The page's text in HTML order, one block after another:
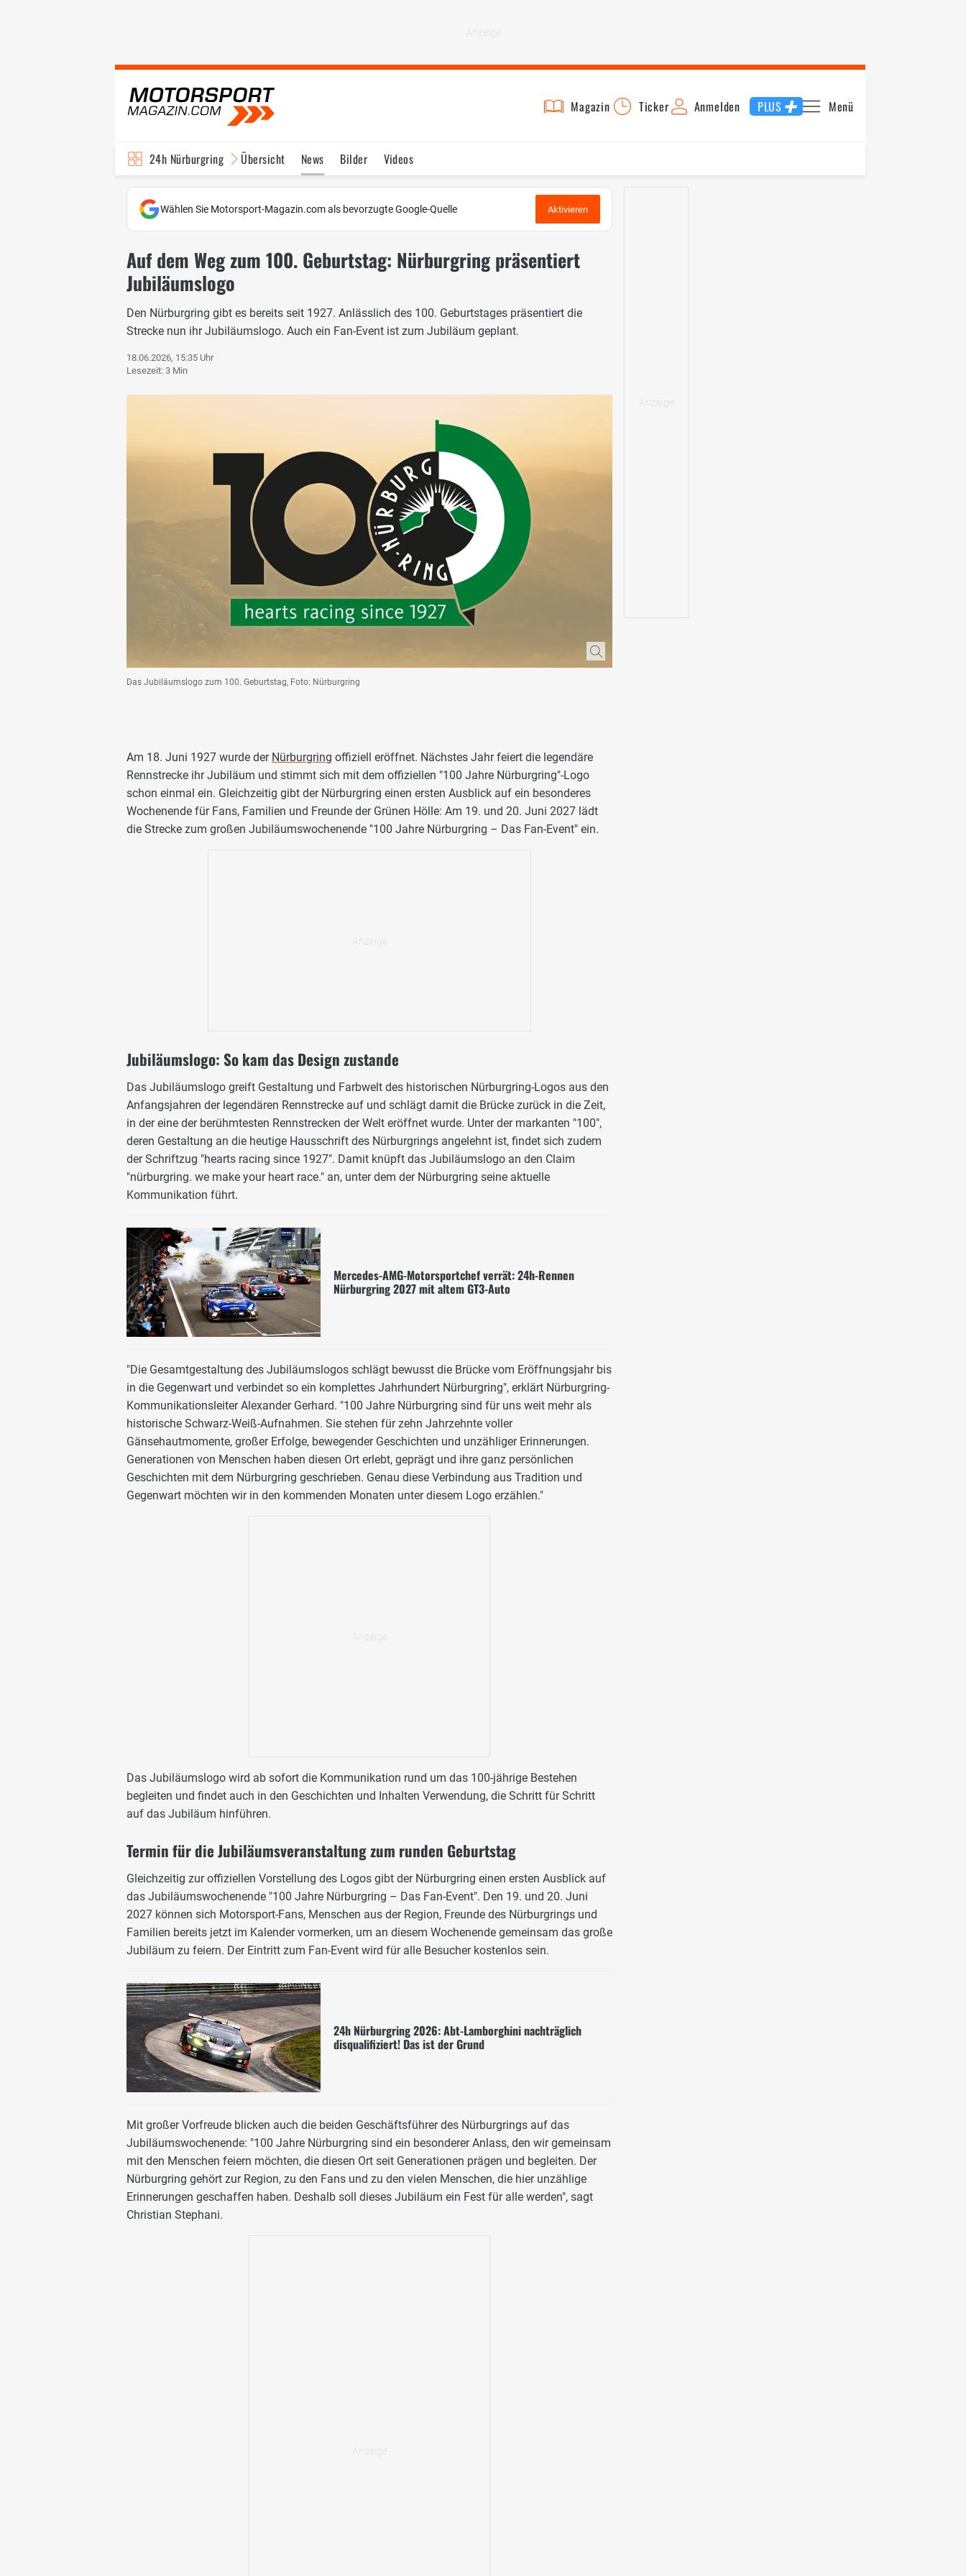
Magazin Ticker Anmelden PLUS Menü
24h Nürburgring Übersicht News Bilder Videos
Wählen Sie Motorsport-Magazin.com als bevorzugte Google-Quelle Aktivieren
Auf dem Weg zum 100. Geburtstag: Nürburgring präsentiert
Jubiläumslogo
Den Nürburgring gibt es bereits seit 1927. Anlässlich des 100. Geburtstages präsentiert die
Strecke nun ihr Jubiläumslogo. Auch ein Fan-Event ist zum Jubiläum geplant.
18.06.2026, 15:35 Uhr
Lesezeit: 3 Min
Das Jubiläumslogo zum 100. Geburtstag, Foto: Nürburgring
Am 18. Juni 1927 wurde der Nürburgring offiziell eröffnet. Nächstes Jahr feiert die legendäre
Rennstrecke ihr Jubiläum und stimmt sich mit dem offiziellen "100 Jahre Nürburgring"-Logo
schon einmal ein. Gleichzeitig gibt der Nürburgring einen ersten Ausblick auf ein besonderes
Wochenende für Fans, Familien und Freunde der Grünen Hölle: Am 19. und 20. Juni 2027 lädt
die Strecke zum großen Jubiläumswochenende "100 Jahre Nürburgring – Das Fan-Event" ein.
Jubiläumslogo: So kam das Design zustande
Das Jubiläumslogo greift Gestaltung und Farbwelt des historischen Nürburgring-Logos aus den
Anfangsjahren der legendären Rennstrecke auf und schlägt damit die Brücke zurück in die Zeit,
in der eine der berühmtesten Rennstrecken der Welt eröffnet wurde. Unter der markanten "100",
deren Gestaltung an die heutige Hausschrift des Nürburgrings angelehnt ist, findet sich zudem
der Schriftzug "hearts racing since 1927". Damit knüpft das Jubiläumslogo an den Claim
"nürburgring. we make your heart race." an, unter dem der Nürburgring seine aktuelle
Kommunikation führt.
Mercedes-AMG-Motorsportchef verrät: 24h-Rennen
Nürburgring 2027 mit altem GT3-Auto
"Die Gesamtgestaltung des Jubiläumslogos schlägt bewusst die Brücke vom Eröffnungsjahr bis
in die Gegenwart und verbindet so ein komplettes Jahrhundert Nürburgring", erklärt Nürburgring-
Kommunikationsleiter Alexander Gerhard. "100 Jahre Nürburgring sind für uns weit mehr als
historische Schwarz-Weiß-Aufnahmen. Sie stehen für zehn Jahrzehnte voller
Gänsehautmomente, großer Erfolge, bewegender Geschichten und unzähliger Erinnerungen.
Generationen von Menschen haben diesen Ort erlebt, geprägt und ihre ganz persönlichen
Geschichten mit dem Nürburgring geschrieben. Genau diese Verbindung aus Tradition und
Gegenwart möchten wir in den kommenden Monaten unter diesem Logo erzählen."
Das Jubiläumslogo wird ab sofort die Kommunikation rund um das 100-jährige Bestehen
begleiten und findet auch in den Geschichten und Inhalten Verwendung, die Schritt für Schritt
auf das Jubiläum hinführen.
Termin für die Jubiläumsveranstaltung zum runden Geburtstag
Gleichzeitig zur offiziellen Vorstellung des Logos gibt der Nürburgring einen ersten Ausblick auf
das Jubiläumswochenende "100 Jahre Nürburgring – Das Fan-Event". Den 19. und 20. Juni
2027 können sich Motorsport-Fans, Menschen aus der Region, Freunde des Nürburgrings und
Familien bereits jetzt im Kalender vormerken, um an diesem Wochenende gemeinsam das große
Jubiläum zu feiern. Der Eintritt zum Fan-Event wird für alle Besucher kostenlos sein.
24h Nürburgring 2026: Abt-Lamborghini nachträglich
disqualifiziert! Das ist der Grund
Mit großer Vorfreude blicken auch die beiden Geschäftsführer des Nürburgrings auf das
Jubiläumswochenende: "100 Jahre Nürburgring sind ein besonderer Anlass, den wir gemeinsam
mit den Menschen feiern möchten, die diesen Ort seit Generationen prägen und begleiten. Der
Nürburgring gehört zur Region, zu den Fans und zu den vielen Menschen, die hier unzählige
Erinnerungen geschaffen haben. Deshalb soll dieses Jubiläum ein Fest für alle werden", sagt
Christian Stephani.